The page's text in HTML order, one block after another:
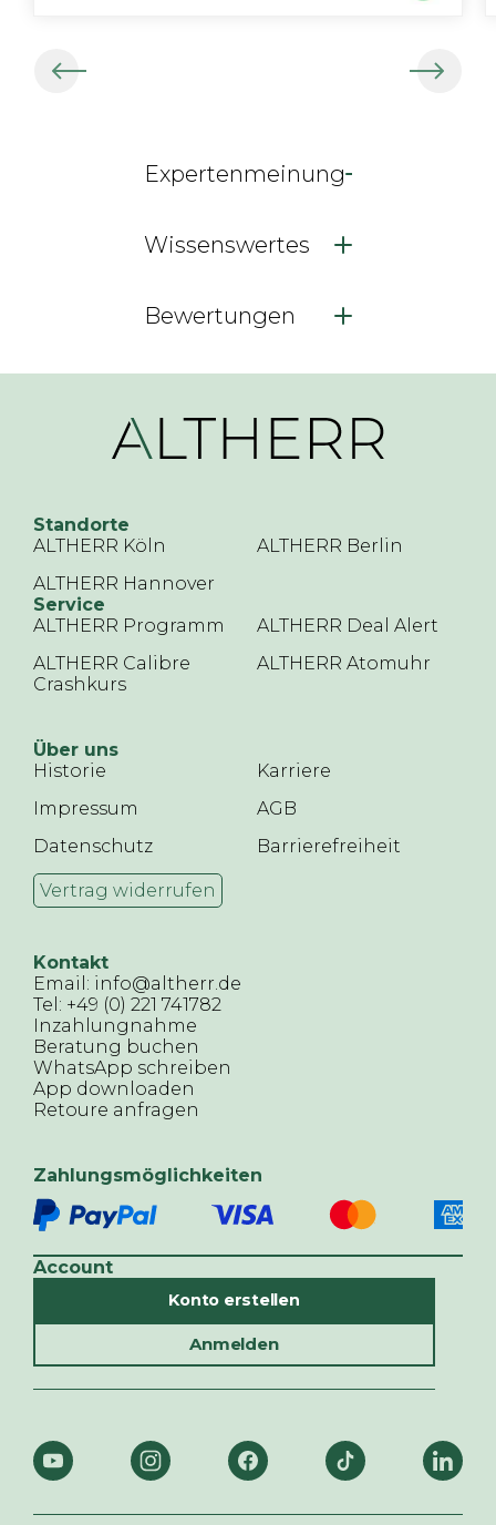
Expertenmeinung
Wissenswertes
Bewertungen
Standorte
ALTHERR Köln
ALTHERR Berlin
ALTHERR Hannover
Service
ALTHERR Programm
ALTHERR Deal Alert
ALTHERR Calibre
Crashkurs
ALTHERR Atomuhr
Über uns
Historie
Karriere
Impressum
AGB
Datenschutz
Barrierefreiheit
Vertrag widerrufen
Kontakt
Email: info@altherr.de
Tel: +49 (0) 221 741782
Inzahlungnahme
Beratung buchen
WhatsApp schreiben
App downloaden
Retoure anfragen
Zahlungsmöglichkeiten
Account
Konto erstellen
Anmelden